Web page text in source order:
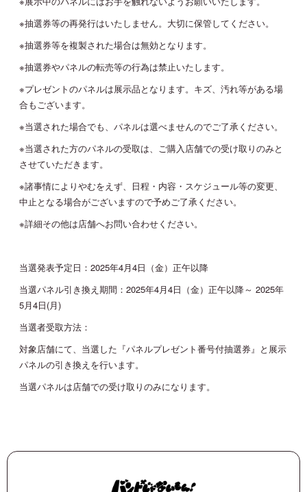
※抽選券等の再発行はいたしません。大切に保管してください。
※抽選券等を複製された場合は無効となります。
※抽選券やパネルの転売等の行為は禁止いたします。
※プレゼントのパネルは展示品となります。キズ、汚れ等がある場
合もございます。
※当選された場合でも、パネルは選べませんのでご了承ください。
※当選された方のパネルの受取は、ご購入店舗での受け取りのみと
させていただきます。
※諸事情によりやむをえず、日程・内容・スケジュール等の変更、
中止となる場合がございますので予めご了承ください。
※詳細その他は店舗へお問い合わせください。
当選発表予定日：2025年4月4日（金）正午以降
当選パネル引き換え期間：2025年4月4日（金）正午以降～ 2025年
5月4日(月)
当選者受取方法：
対象店舗にて、当選した『パネルプレゼント番号付抽選券』と展示
パネルの引き換えを行います。
当選パネルは店舗での受け取りのみになります。